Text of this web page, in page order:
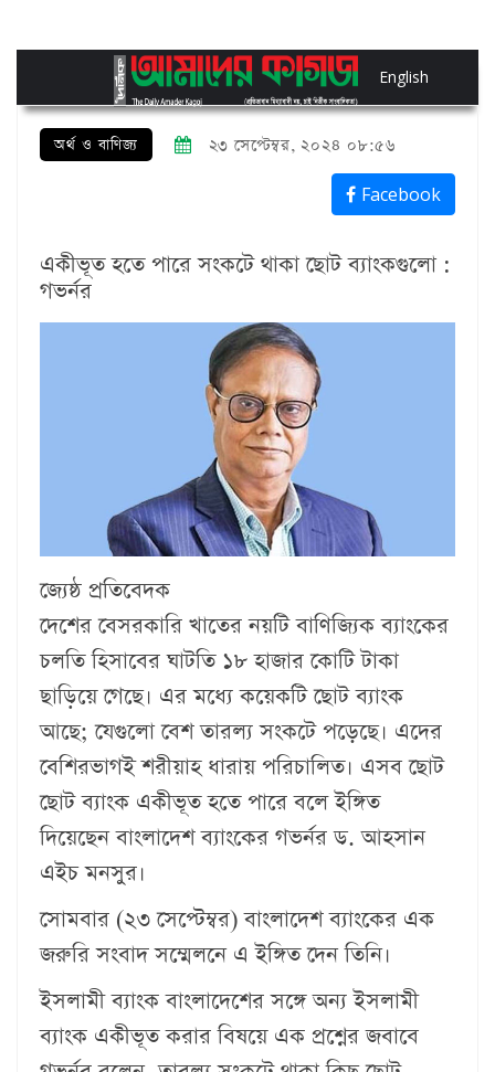
English
অর্থ ও বাণিজ্য ২৩ সেপ্টেম্বর, ২০২৪ ০৮:৫৬
Facebook
একীভূত হতে পারে সংকটে থাকা ছোট ব্যাংকগুলো :
গভর্নর
জ্যেষ্ঠ প্রতিবেদক
দেশের বেসরকারি খাতের নয়টি বাণিজ্যিক ব্যাংকের
চলতি হিসাবের ঘাটতি ১৮ হাজার কোটি টাকা
ছাড়িয়ে গেছে। এর মধ্যে কয়েকটি ছোট ব্যাংক
আছে; যেগুলো বেশ তারল্য সংকটে পড়েছে। এদের
বেশিরভাগই শরীয়াহ ধারায় পরিচালিত। এসব ছোট
ছোট ব্যাংক একীভূত হতে পারে বলে ইঙ্গিত
দিয়েছেন বাংলাদেশ ব্যাংকের গভর্নর ড. আহসান
এইচ মনসুর।
সোমবার (২৩ সেপ্টেম্বর) বাংলাদেশ ব্যাংকের এক
জরুরি সংবাদ সম্মেলনে এ ইঙ্গিত দেন তিনি।
ইসলামী ব্যাংক বাংলাদেশের সঙ্গে অন্য ইসলামী
ব্যাংক একীভূত করার বিষয়ে এক প্রশ্নের জবাবে